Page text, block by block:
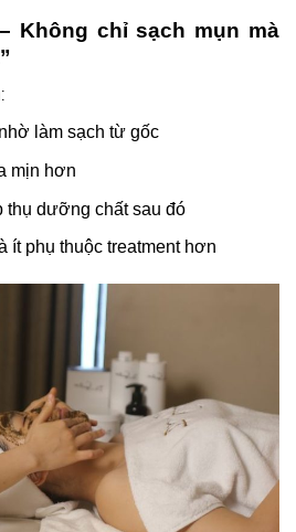
Không chỉ sạch mụn mà
làm sạch từ gốc
mịn hơn
thụ dưỡng chất sau đó
ít phụ thuộc treatment hơn